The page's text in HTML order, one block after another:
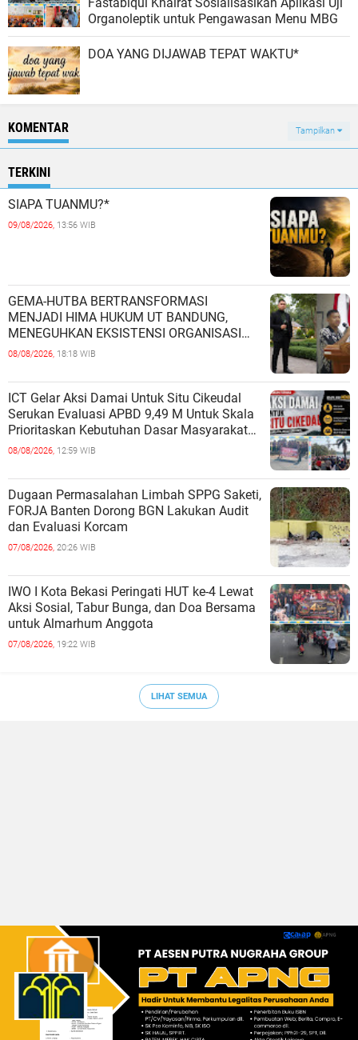
Organoleptik untuk Pengawasan Menu MBG
DOA YANG DIJAWAB TEPAT WAKTU*
KOMENTAR Tampilkan
TERKINI
SIAPA TUANMU?*
09/08/2026, 13:56 WIB
GEMA-HUTBA BERTRANSFORMASI
MENJADI HIMA HUKUM UT BANDUNG,
MENEGUHKAN EKSISTENSI ORGANISASI
MAHASISWA HUKUM UNIVERSITAS
08/08/2026, 18:18 WIB
ICT Gelar Aksi Damai Untuk Situ Cikeudal
Serukan Evaluasi APBD 9,49 M Untuk Skala
Prioritaskan Kebutuhan Dasar Masyarakat
Belum Saat nya Butuh Kawasa
08/08/2026, 12:59 WIB
Dugaan Permasalahan Limbah SPPG Saketi,
FORJA Banten Dorong BGN Lakukan Audit
dan Evaluasi Korcam
07/08/2026, 20:26 WIB
IWO I Kota Bekasi Peringati HUT ke-4 Lewat
Aksi Sosial, Tabur Bunga, dan Doa Bersama
untuk Almarhum Anggota
07/08/2026, 19:22 WIB
LIHAT SEMUA